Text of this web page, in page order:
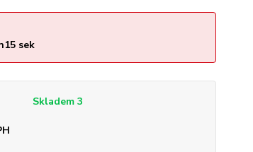
14sek
Skladem 3